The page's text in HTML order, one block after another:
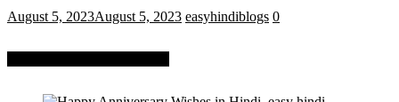
August 5, 2023August 5, 2023 easyhindiblogs 0